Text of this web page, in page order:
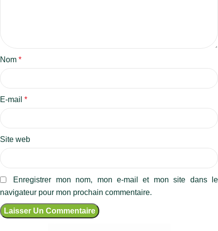
Nom *
E-mail *
Site web
Enregistrer mon nom, mon e-mail et mon site dans le
navigateur pour mon prochain commentaire.